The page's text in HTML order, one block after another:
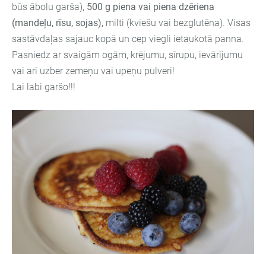
būs ābolu garša), 500 g piena vai piena dzēriena
(mandeļu, rīsu, sojas), milti (kviešu vai bezglutēna). Visas
sastāvdaļas sajauc kopā un cep viegli ietaukotā panna.
Pasniedz ar svaigām ogām, krējumu, sīrupu, ievārījumu
vai arī uzber zemeņu vai upeņu pulveri!
Lai labi garšo!!!